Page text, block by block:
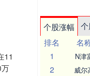
11
个股涨幅
排名
名
1
N津
2 威尔